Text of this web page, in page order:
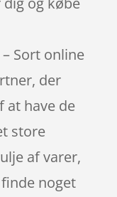
Sort online
der
at have de
store
af varer,
noget